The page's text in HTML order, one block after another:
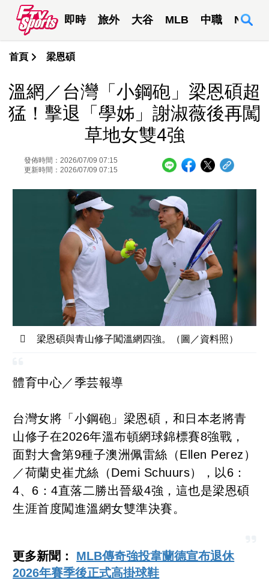
即時 旅外 大谷 MLB 中職 NBA
首頁 梁恩碩
溫網／台灣「小鋼砲」梁恩碩超
猛！擊退「學姊」謝淑薇後再闖
草地女雙4強
發佈時間：2026/07/09 07:15
更新時間：2026/07/09 07:15
梁恩碩與青山修子闖溫網四強。（圖／資料照）
體育中心／季芸報導
台灣女將「小鋼砲」梁恩碩，和日本老將青
山修子在2026年溫布頓網球錦標賽8強戰，
面對大會第9種子澳洲佩雷絲（Ellen Perez）
／荷蘭史崔尤絲（Demi Schuurs），以6：
4、6：4直落二勝出晉級4強，這也是梁恩碩
生涯首度闖進溫網女雙準決賽。
更多新聞： MLB傳奇強投韋蘭德宣布退休
2026年賽季後正式高掛球鞋